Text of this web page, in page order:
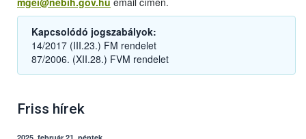
Kapcsolódó jogszabályok:
14/2017 (III.23.) FM rendelet
87/2006. (XII.28.) FVM rendelet
Friss hírek